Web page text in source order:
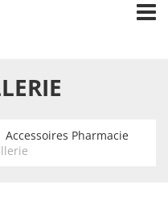
Accessoires Pharmacie